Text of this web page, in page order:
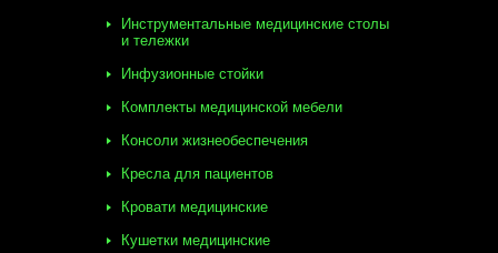
Инструментальные медицинские столы
и тележки
Инфузионные стойки
Комплекты медицинской мебели
Консоли жизнеобеспечения
Кресла для пациентов
Кровати медицинские
Кушетки медицинские